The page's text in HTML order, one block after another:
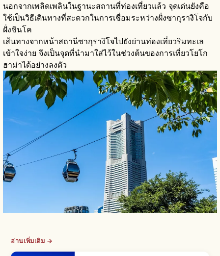
นอกจากเพลิดเพลินในฐานะสถานที่ท่องเที่ยวแล้ว จุดเด่นยังคือ
ใช้เป็นวิธีเดินทางที่สะดวกในการเชื่อมระหว่างฝั่งซากุรางิโจกับ
ฝั่งชินโค
เส้นทางจากหน้าสถานีซากุรางิโจไปยังย่านท่องเที่ยวริมทะเล
เข้าใจง่าย จึงเป็นจุดที่นำมาใส่ไว้ในช่วงต้นของการเที่ยวโยโก
ฮาม่าได้อย่างลงตัว
อ่านเพิ่มเติม →